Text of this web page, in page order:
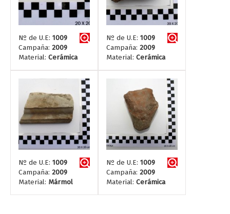
Nº de U.E: 1009
Campaña: 2009
Material: Cerámica
Nº de U.E: 1009
Campaña: 2009
Material: Cerámica
Nº de U.E: 1009
Campaña: 2009
Material: Mármol
Nº de U.E: 1009
Campaña: 2009
Material: Cerámica